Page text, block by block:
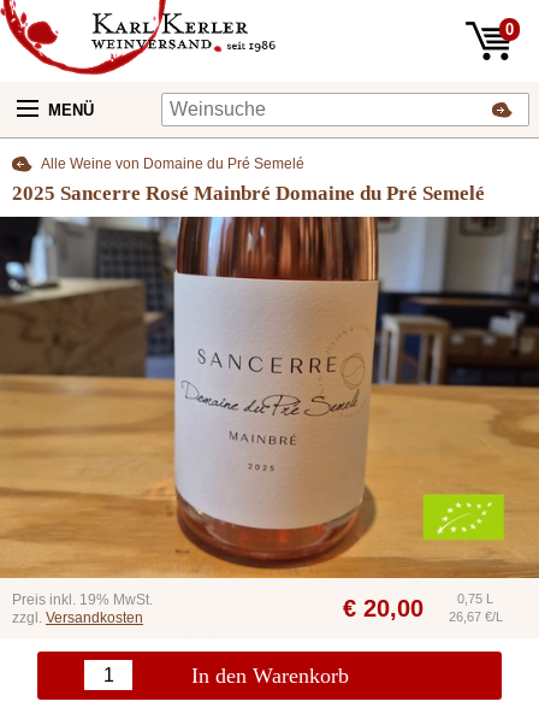
0
MENÜ
Alle Weine von Domaine du Pré Semelé
2025 Sancerre Rosé Mainbré Domaine du Pré Semelé
Preis inkl. 19% MwSt.
zzgl. Versandkosten € 20,00
0,75 L
26,67 €/L
In den Warenkorb